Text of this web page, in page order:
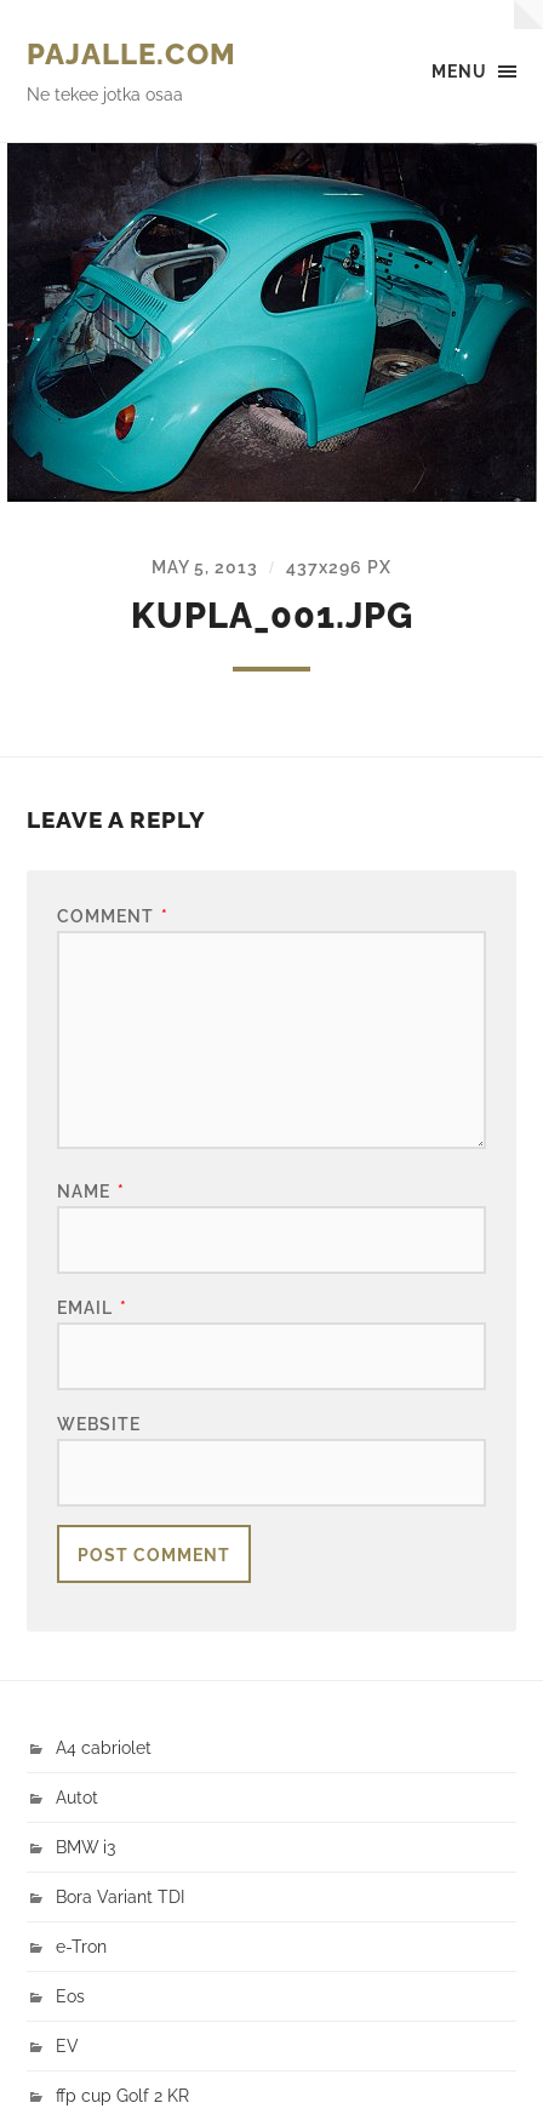
MENU
PAJALLE.COM
Ne tekee jotka osaa
MAY 5, 2013 / 437x296 PX
KUPLA_001.JPG
LEAVE A REPLY
COMMENT *
NAME *
EMAIL *
WEBSITE
A4 cabriolet
Autot
BMW i3
Bora Variant TDI
e-Tron
Eos
EV
ffp cup Golf 2 KR